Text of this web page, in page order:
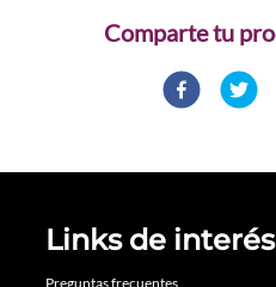
Comparte
Links de interés
Preguntas frecuentes